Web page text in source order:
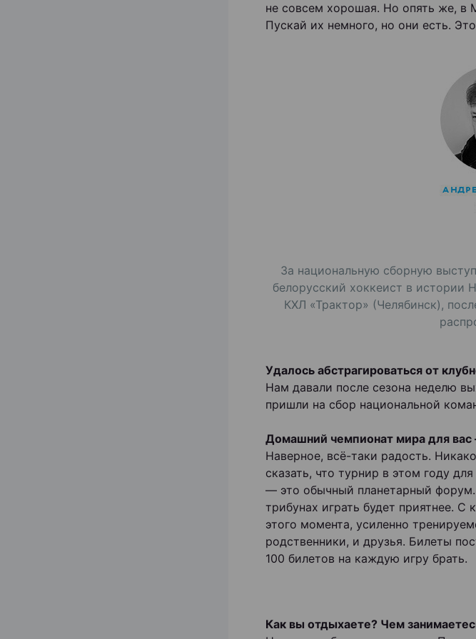
не совсем хорошая. Но опять же, в
Пускай их немного, но они есть.
За национальную сборную
белорусский хоккеист в истории
КХЛ «Трактор» (Челябинск),
Удалось абстрагироваться от
Нам давали после сезона неделю
пришли на сбор национальной
Домашний чемпионат мира для вас
Наверное, всё-таки радость.
сказать, что турнир в этом году
— это обычный планетарный
трибунах играть будет приятнее.
этого момента, усиленно
родственники, и друзья. Билеты
100 билетов на каждую игру брать.
Как вы отдыхаете? Чем